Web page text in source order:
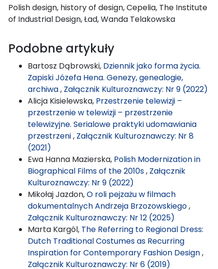
Polish design, history of design, Cepelia, The Institute
of Industrial Design, Ład, Wanda Telakowska
Podobne artykuły
Bartosz Dąbrowski, Dziennik jako forma życia.
Zapiski Józefa Hena. Genezy, genealogie,
archiwa, Załącznik Kulturoznawczy: Nr 9 (2022)
Alicja Kisielewska, Przestrzenie telewizji –
przestrzenie w telewizji – przestrzenie
telewizyjne. Serialowe praktyki udomawiania
przestrzeni, Załącznik Kulturoznawczy: Nr 8
(2021)
Ewa Hanna Mazierska, Polish Modernization in
Biographical Films of the 2010s, Załącznik
Kulturoznawczy: Nr 9 (2022)
Mikołaj Jazdon,O roli pejzażu w filmach
dokumentalnych Andrzeja Brzozowskiego,
Załącznik Kulturoznawczy: Nr 12 (2025)
Marta Kargól, The Referring to Regional Dress:
Dutch Traditional Costumes as Recurring
Inspiration for Contemporary Fashion Design,
Załącznik Kulturoznawczy: Nr 6 (2019)